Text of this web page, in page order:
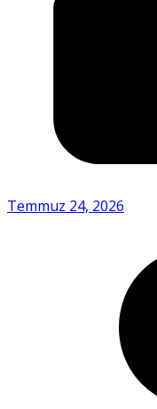
Temmuz 24, 2026